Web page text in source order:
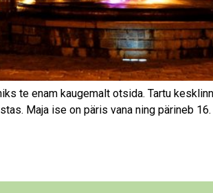
te enam kaugemalt otsida. Tartu
Maja ise on päris vana ning pärineb